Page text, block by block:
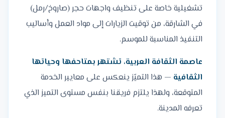
تشغيلية خاصة على تنظيف واجهات حجر (صاروخ/رمل)
في الشارقة، من توقيت الزيارات إلى مواد العمل وأساليب
التنفيذ المناسبة للموسم.
عاصمة الثقافة العربية، تشتهر بمتاحفها وحياتها
الثقافية — هذا التميّز ينعكس على معايير الخدمة
المتوقعة، ولهذا يلتزم فريقنا بنفس مستوى التميز الذي
تعرفه المدينة.